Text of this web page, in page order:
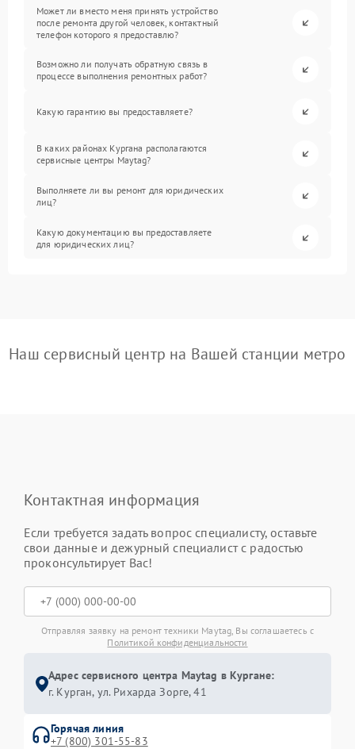
Может ли вместо меня принять устройство
после ремонта другой человек, контактный
телефон которого я предоставлю?
Возможно ли получать обратную связь в
процессе выполнения ремонтных работ?
Какую гарантию вы предоставляете?
В каких районах Кургана располагаются
сервисные центры Maytag?
Выполняете ли вы ремонт для юридических
лиц?
Какую документацию вы предоставляете
для юридических лиц?
Наш сервисный центр на Вашей станции метро
Контактная информация
Если требуется задать вопрос специалисту, оставьте
свои данные и дежурный специалист с радостью
проконсультирует Вас!
Отправляя заявку на ремонт техники Maytag, Вы соглашаетесь с
Политикой конфиденциальности
Адрес сервисного центра Maytag в Кургане:
г. Курган, ул. Рихарда Зорге, 41
Горячая линия
+7 (800) 301-55-83